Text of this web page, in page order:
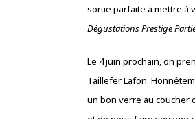
sortie parfaite à mettre à
Dégustations Prestige
Le 4 juin prochain, on
Taillefer Lafon.
un bon verre au coucher